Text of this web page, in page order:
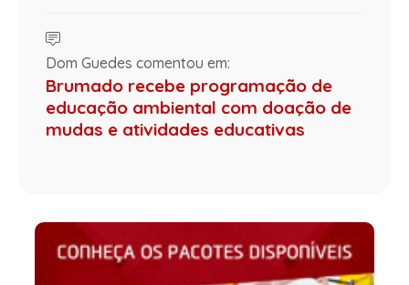
Dom Guedes comentou em:
Brumado recebe programação de
educação ambiental com doação de
mudas e atividades educativas